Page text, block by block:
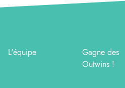
L'équipe
Gagne des
Outwins !